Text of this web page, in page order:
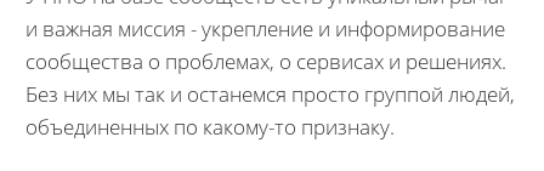
и важная миссия - укрепление и информирование
сообщества о проблемах, о сервисах и решениях.
Без них мы так и останемся просто группой людей,
объединенных по какому-то признаку.